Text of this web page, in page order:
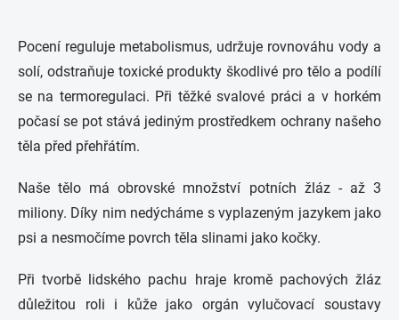
Pocení reguluje metabolismus, udržuje rovnováhu vody a
solí, odstraňuje toxické produkty škodlivé pro tělo a podílí
se na termoregulaci. Při těžké svalové práci a v horkém
počasí se pot stává jediným prostředkem ochrany našeho
těla před přehřátím.
Naše tělo má obrovské množství potních žláz - až 3
miliony. Díky nim nedýcháme s vyplazeným jazykem jako
psi a nesmočíme povrch těla slinami jako kočky.
Při tvorbě lidského pachu hraje kromě pachových žláz
důležitou roli i kůže jako orgán vylučovací soustavy